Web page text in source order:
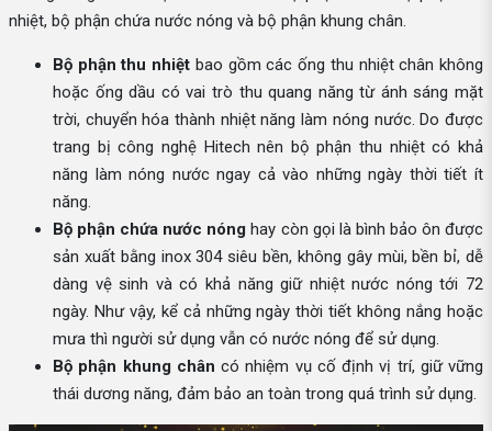
nhiệt, bộ phận chứa nước nóng và bộ phận khung chân.
Bộ phận thu nhiệt bao gồm các ống thu nhiệt chân không
hoặc ống dầu có vai trò thu quang năng từ ánh sáng mặt
trời, chuyển hóa thành nhiệt năng làm nóng nước. Do được
trang bị công nghệ Hitech nên bộ phận thu nhiệt có khả
năng làm nóng nước ngay cả vào những ngày thời tiết ít
năng.
Bộ phận chứa nước nóng hay còn gọi là bình bảo ôn được
sản xuất bằng inox 304 siêu bền, không gây mùi, bền bỉ, dễ
dàng vệ sinh và có khả năng giữ nhiệt nước nóng tới 72
ngày. Như vậy, kể cả những ngày thời tiết không nắng hoặc
mưa thì người sử dụng vẫn có nước nóng để sử dụng.
Bộ phận khung chân có nhiệm vụ cố định vị trí, giữ vững
thái dương năng, đảm bảo an toàn trong quá trình sử dụng.